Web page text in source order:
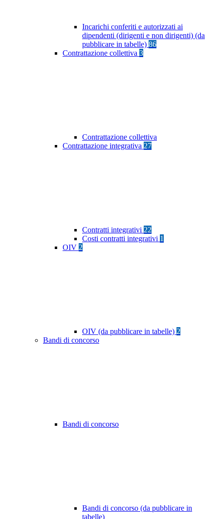
Incarichi conferiti e autorizzati ai
dipendenti (dirigenti e non dirigenti) (da
pubblicare in tabelle) 86
Contrattazione collettiva 3
Contrattazione collettiva
Contrattazione integrativa 27
Contratti integrativi 22
Costi contratti integrativi 1
OIV 2
OIV (da pubblicare in tabelle) 2
Bandi di concorso
Bandi di concorso
Bandi di concorso (da pubblicare in
tabelle)